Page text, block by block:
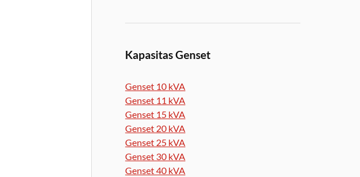
Kapasitas Genset
Genset 10 kVA
Genset 11 kVA
Genset 15 kVA
Genset 20 kVA
Genset 25 kVA
Genset 30 kVA
Genset 40 kVA